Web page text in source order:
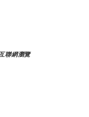
聯網瀏覽